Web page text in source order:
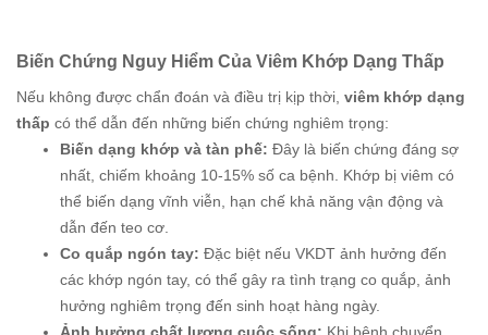
Biến Chứng Nguy Hiểm Của Viêm Khớp Dạng Thấp
Nếu không được chẩn đoán và điều trị kịp thời, viêm khớp dạng
thấp có thể dẫn đến những biến chứng nghiêm trọng:
Biến dạng khớp và tàn phế: Đây là biến chứng đáng sợ
nhất, chiếm khoảng 10-15% số ca bệnh. Khớp bị viêm có
thể biến dạng vĩnh viễn, hạn chế khả năng vận động và
dẫn đến teo cơ.
Co quắp ngón tay: Đặc biệt nếu VKDT ảnh hưởng đến
các khớp ngón tay, có thể gây ra tình trạng co quắp, ảnh
hưởng nghiêm trọng đến sinh hoạt hàng ngày.